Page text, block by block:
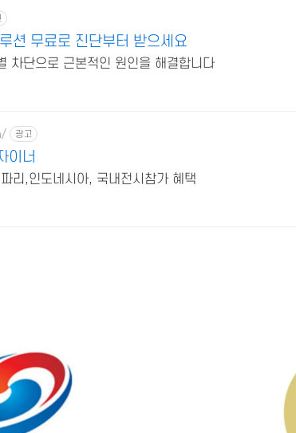
션 무료로 진단부터 받으세요
차단으로 근본적인 원인을 해결합니다
광고
이너
리,인도네시아, 국내전시참가 혜택